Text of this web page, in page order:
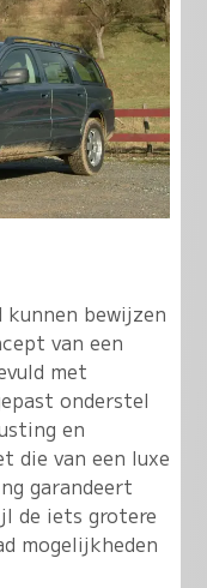
bewijzen
van een
met
onderstel
en
die van een luxe
garandeert
de iets grotere
mogelijkheden